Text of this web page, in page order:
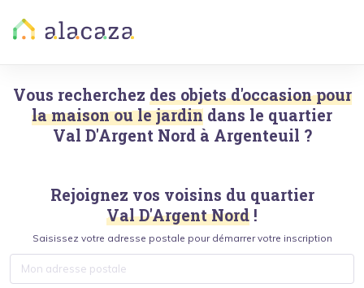
Vous recherchez des objets d'occasion pour
la maison ou le jardin dans le quartier
Val D'Argent Nord à Argenteuil ?
Rejoignez vos voisins du quartier
Val D'Argent Nord !
Saisissez votre adresse postale pour démarrer votre inscription